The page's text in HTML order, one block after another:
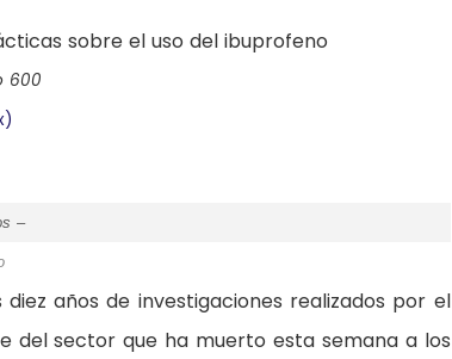
600
–
años de investigaciones realizados por el
del sector que ha muerto esta semana a los